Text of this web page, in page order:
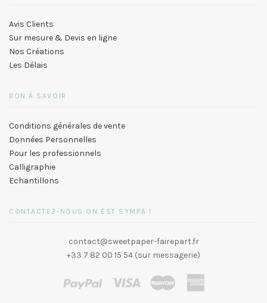
Avis Clients
Sur mesure & Devis en ligne
Nos Créations
Les Délais
BON À SAVOIR
Conditions générales de vente
Données Personnelles
Pour les professionnels
Calligraphie
Echantillons
CONTACTEZ-NOUS ON EST SYMPA !
contact@sweetpaper-fairepart.fr
+33 7 82 00 15 54 (sur messagerie)